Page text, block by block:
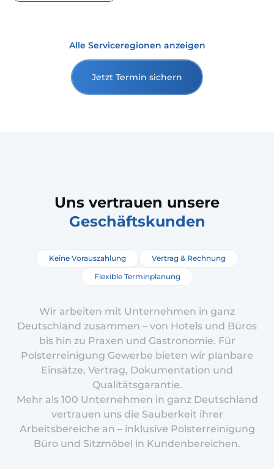
Alle Serviceregionen anzeigen
Jetzt Termin sichern
Uns vertrauen unsere
Geschäftskunden
Keine Vorauszahlung
Vertrag & Rechnung
Flexible Terminplanung
Wir arbeiten mit Unternehmen in ganz
Deutschland zusammen – von Hotels und Büros
bis hin zu Praxen und Gastronomie. Für
Polsterreinigung Gewerbe bieten wir planbare
Einsätze, Vertrag, Dokumentation und
Qualitätsgarantie.
Mehr als 100 Unternehmen in ganz Deutschland
vertrauen uns die Sauberkeit ihrer
Arbeitsbereiche an – inklusive Polsterreinigung
Büro und Sitzmöbel in Kundenbereichen.